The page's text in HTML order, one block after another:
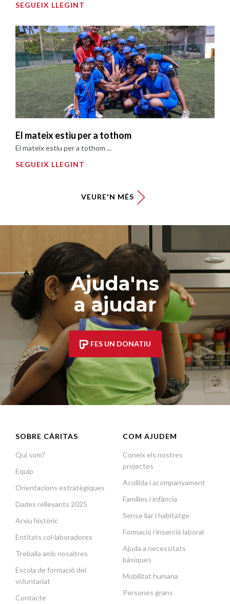
SEGUEIX LLEGINT
El mateix estiu per a tothom
El mateix estiu per a tothom ...
SEGUEIX LLEGINT
VEURE'N MÉS
Ajuda'ns
a ajudar
FES UN DONATIU
SOBRE CÀRITAS
Qui som?
Equip
Orientacions estratègiques
Dades rellevants 2025
Arxiu històric
Entitats col·laboradores
Treballa amb nosaltres
Escola de formació del
voluntariat
Contacte
COM AJUDEM
Coneix els nostres
projectes
Acollida i acompanyament
Famílies i infància
Sense llar i habitatge
Formació i inserció laboral
Ajuda a necessitats
bàsiques
Mobilitat humana
Persones grans